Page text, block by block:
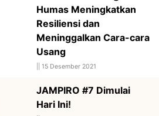
Humas Meningkatkan
Resiliensi dan
Meninggalkan Cara-cara
Usang
15 Desember 2021
JAMPIRO #7 Dimulai
Hari Ini!